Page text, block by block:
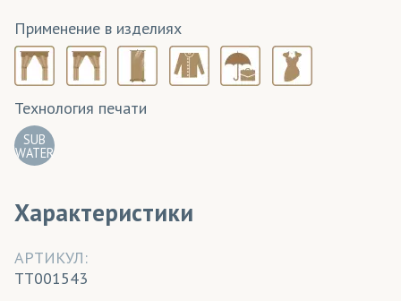
Применение в изделиях
Технология печати
SUB
WATER
Характеристики
АРТИКУЛ:
TT001543